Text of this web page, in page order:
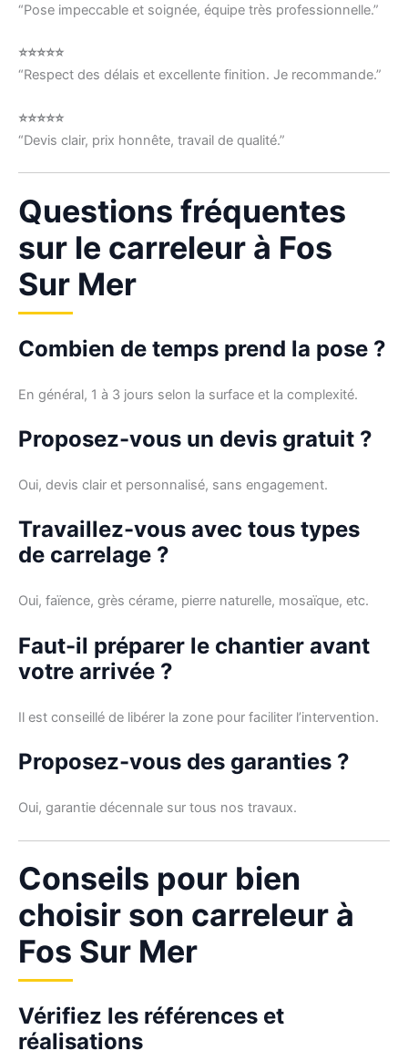
“Pose impeccable et soignée, équipe très professionnelle.”
⭐⭐⭐⭐⭐
“Respect des délais et excellente finition. Je recommande.”
⭐⭐⭐⭐⭐
“Devis clair, prix honnête, travail de qualité.”
Questions fréquentes
sur le carreleur à Fos
Sur Mer
Combien de temps prend la pose ?
En général, 1 à 3 jours selon la surface et la complexité.
Proposez-vous un devis gratuit ?
Oui, devis clair et personnalisé, sans engagement.
Travaillez-vous avec tous types
de carrelage ?
Oui, faïence, grès cérame, pierre naturelle, mosaïque, etc.
Faut-il préparer le chantier avant
votre arrivée ?
Il est conseillé de libérer la zone pour faciliter l’intervention.
Proposez-vous des garanties ?
Oui, garantie décennale sur tous nos travaux.
Conseils pour bien
choisir son carreleur à
Fos Sur Mer
Vérifiez les références et
réalisations